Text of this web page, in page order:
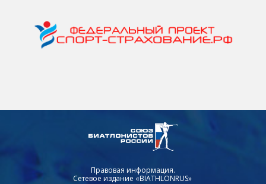
Правовая информация.
Сетевое издание «BIATHLONRUS»